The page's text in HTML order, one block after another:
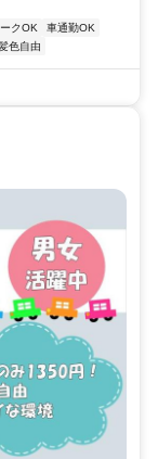
クOK
車通勤OK
色自由